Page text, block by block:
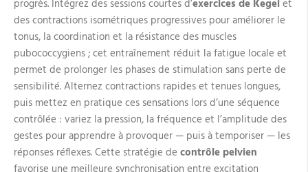
progrès. Intégrez des sessions courtes d’exercices de Kegelet
des contractions isométriques progressives pour améliorer le
tonus, la coordination et la résistance des muscles
pubococcygiens ; cet entraînement réduit la fatigue locale et
permet de prolonger les phases de stimulation sans perte de
sensibilité. Alternez contractions rapides et tenues longues,
puis mettez en pratique ces sensations lors d’une séquence
contrôlée : variez la pression, la fréquence et l’amplitude des
gestes pour apprendre à provoquer — puis à temporiser — les
réponses réflexes. Cette stratégie de contrôle pelvien